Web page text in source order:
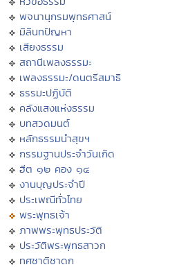
พจนานุกรมพุทธศาสน์
มิลินทปัญหา
เสียงธรรม
สถานีเพลงธรรมะ
เพลงธรรมะ/ดนตรีสมาธิ
ธรรมะปฏิบัติ
คลังแสงแห่งธรรม
บทสวดมนต์
หลักธรรมนำสุขฯ
กรรมฐานประจำวันเกิด
ฮีต ๑๒ คอง ๑๔
งานบุญประจำปี
ประเพณีทั่วไทย
พระพุทธเจ้า
ภาพพระพุทธประวัติ
ประวัติพระพุทธสาวก
ทศชาติชาดก